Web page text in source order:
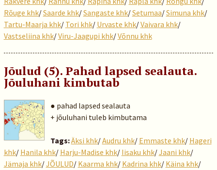
Rõuge khk/Saarde khk/Sangaste khk/Setumaa/Simuna khk/
Tartu-Maarja khk/ Tori khk/ Urvaste khk/Vaivara khk/
Vastseliina khk/Viru-Jaagupi khk/Võnnu khk
Jõulud (5). Pahad lapsed sealauta.
Jõuluhani kimbutab
● pahad lapsed sealauta
+ jõuluhani tuleb kimbutama
Tags:Äksi khk/Audru khk/ Emmaste khk/ Hageri
khk/ Hanila khk/ Harju-Madise khk/ Iisaku khk/Jaani khk/
Jämaja khk/JÕULUD/ Kaarma khk/ Kadrina khk/ Käina khk/